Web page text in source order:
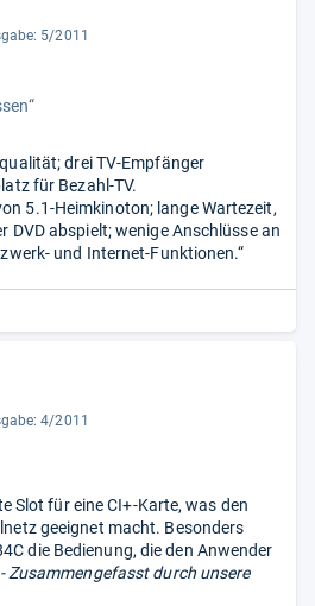
5/2011
drei TV-Empfänger
für Bezahl-TV.
5.1-Heimkinoton; lange Wartezeit,
DVD abspielt; wenige Anschlüsse an
und Internet-Funktionen.“
4/2011
Slot für eine CI+-Karte, was den
geeignet macht. Besonders
die Bedienung, die den Anwender
- Zusammengefasst durch unsere